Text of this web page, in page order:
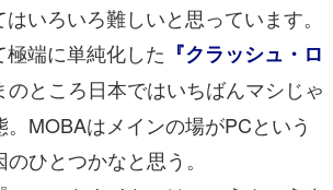
いろいろ難しいと思っています。
端に単純化した 『クラッシュ・ロ
のところ日本ではいちばんマシじゃ
MOBAはメインの場がPCという
ひとつかなと思う。